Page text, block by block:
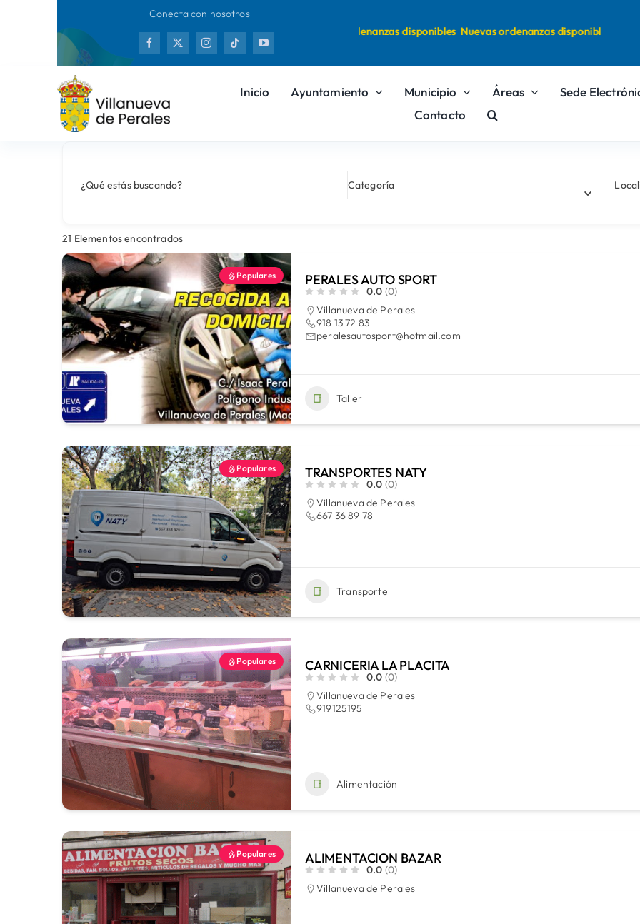
Conecta con nosotros
Nuevas ordenanzas disponibles Nuevas ordenanzas disponibles
Inicio Ayuntamiento Municipio Áreas
Sede
Contacto
¿Qué estás buscando? Categoría
21 Elementos encontrados
Populares PERALES AUTO SPORT
0.0 (0)
Villanueva de Perales
918 13 72 83
peralesautosport@hotmail.com
Taller
Populares TRANSPORTES NATY
0.0 (0)
Villanueva de Perales
667 36 89 78
Transporte
Populares CARNICERIA LA PLACITA
0.0 (0)
Villanueva de Perales
919125195
Alimentación
Populares ALIMENTACION BAZAR
0.0 (0)
Villanueva de Perales